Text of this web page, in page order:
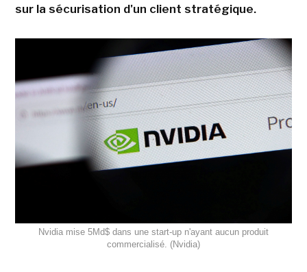
sur la sécurisation d'un client stratégique.
Nvidia mise 5Md$ dans une start-up n'ayant aucun produit
commercialisé. (Nvidia)